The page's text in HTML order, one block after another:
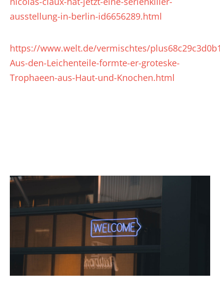
ausstellung-in-berlin-id6656289.html
https://www.welt.de/vermischtes/
Aus-den-Leichenteile-formte-er-groteske-
Trophaeen-aus-Haut-und-Knochen.html